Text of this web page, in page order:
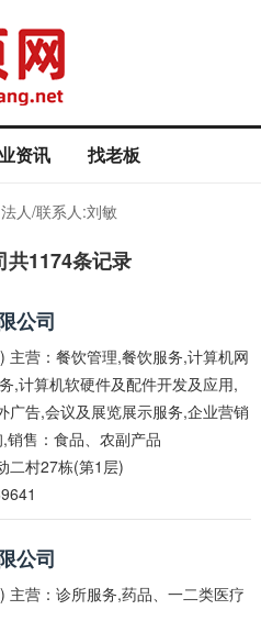
资讯 找老板
法人/联系人:刘敏
共1174条记录
公司
营：餐饮管理,餐饮服务,计算机网
,计算机软硬件及配件开发及应用,
广告,会议及展览展示服务,企业营销
售：食品、农副产品
二村27栋(第1层)
公司
主营：诊所服务,药品、一二类医疗